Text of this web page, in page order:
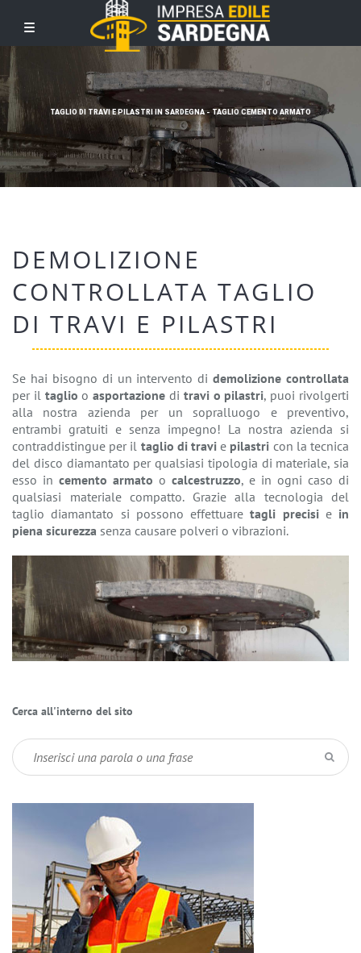
TAGLIO DI TRAVI E PILASTRI IN SARDEGNA - TAGLIO CEMENTO ARMATO
DEMOLIZIONE
CONTROLLATA TAGLIO
DI TRAVI E PILASTRI
Se hai bisogno di un intervento didemolizione controllata
per il taglio oasportazione di travi o pilastri, puoi rivolgerti
alla nostra azienda per un sopralluogo e preventivo,
entrambi gratuiti e senza impegno! La nostra azienda si
contraddistingue per il taglio di travi e pilastri con la tecnica
del disco diamantato per qualsiasi tipologia di materiale, sia
esso in cemento armato o calcestruzzo, e in ogni caso di
qualsiasi materiale compatto. Grazie alla tecnologia del
taglio diamantato si possono effettuaretagli precisie in
piena sicurezza senza causare polveri o vibrazioni.
Cerca all'interno del sito